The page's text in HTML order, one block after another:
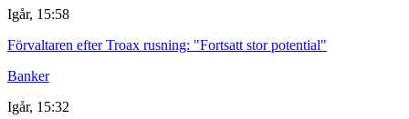
Igår, 15:58
Förvaltaren efter Troax rusning: "Fortsatt stor potential"
Banker
Igår, 15:32